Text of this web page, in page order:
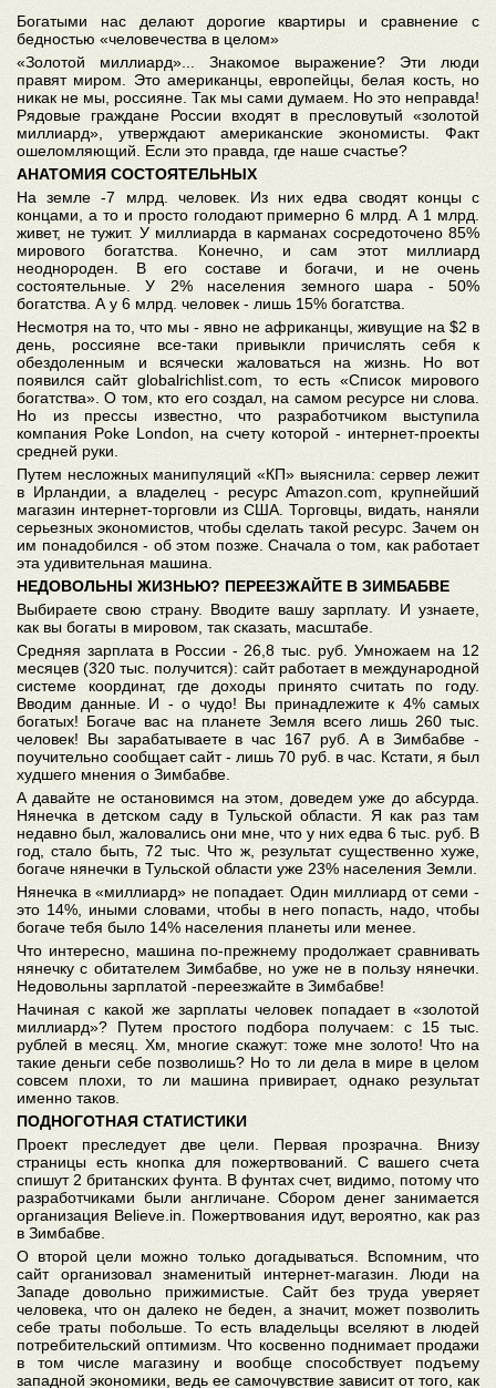
Богатыми нас делают дорогие квартиры и сравнение с
бедностью «человечества в целом»
«Золотой миллиард»... Знакомое выражение? Эти люди
правят миром. Это американцы, европейцы, белая кость, но
никак не мы, россияне. Так мы сами думаем. Но это неправда!
Рядовые граждане России входят в пресловутый «золотой
миллиард», утверждают американские экономисты. Факт
ошеломляющий. Если это правда, где наше счастье?
АНАТОМИЯ СОСТОЯТЕЛЬНЫХ
На земле -7 млрд. человек. Из них едва сводят концы с
концами, а то и просто голодают примерно 6 млрд. А 1 млрд.
живет, не тужит. У миллиарда в карманах сосредоточено 85%
мирового богатства. Конечно, и сам этот миллиард
неоднороден. В его составе и богачи, и не очень
состоятельные. У 2% населения земного шара - 50%
богатства. А у 6 млрд. человек - лишь 15% богатства.
Несмотря на то, что мы - явно не африканцы, живущие на $2 в
день, россияне все-таки привыкли причислять себя к
обездоленным и всячески жаловаться на жизнь. Но вот
появился сайт globalrichlist.com, то есть «Список мирового
богатства». О том, кто его создал, на самом ресурсе ни слова.
Но из прессы известно, что разработчиком выступила
компания Poke London, на счету которой - интернет-проекты
средней руки.
Путем несложных манипуляций «КП» выяснила: сервер лежит
в Ирландии, а владелец - ресурс Amazon.com, крупнейший
магазин интернет-торговли из США. Торговцы, видать, наняли
серьезных экономистов, чтобы сделать такой ресурс. Зачем он
им понадобился - об этом позже. Сначала о том, как работает
эта удивительная машина.
НЕДОВОЛЬНЫ ЖИЗНЬЮ? ПЕРЕЕЗЖАЙТЕ В ЗИМБАБВЕ
Выбираете свою страну. Вводите вашу зарплату. И узнаете,
как вы богаты в мировом, так сказать, масштабе.
Средняя зарплата в России - 26,8 тыс. руб. Умножаем на 12
месяцев (320 тыс. получится): сайт работает в международной
системе координат, где доходы принято считать по году.
Вводим данные. И - о чудо! Вы принадлежите к 4% самых
богатых! Богаче вас на планете Земля всего лишь 260 тыс.
человек! Вы зарабатываете в час 167 руб. А в Зимбабве -
поучительно сообщает сайт - лишь 70 руб. в час. Кстати, я был
худшего мнения о Зимбабве.
А давайте не остановимся на этом, доведем уже до абсурда.
Нянечка в детском саду в Тульской области. Я как раз там
недавно был, жаловались они мне, что у них едва 6 тыс. руб. В
год, стало быть, 72 тыс. Что ж, результат существенно хуже,
богаче нянечки в Тульской области уже 23% населения Земли.
Нянечка в «миллиард» не попадает. Один миллиард от семи -
это 14%, иными словами, чтобы в него попасть, надо, чтобы
богаче тебя было 14% населения планеты или менее.
Что интересно, машина по-прежнему продолжает сравнивать
нянечку с обитателем Зимбабве, но уже не в пользу нянечки.
Недовольны зарплатой -переезжайте в Зимбабве!
Начиная с какой же зарплаты человек попадает в «золотой
миллиард»? Путем простого подбора получаем: с 15 тыс.
рублей в месяц. Хм, многие скажут: тоже мне золото! Что на
такие деньги себе позволишь? Но то ли дела в мире в целом
совсем плохи, то ли машина привирает, однако результат
именно таков.
ПОДНОГОТНАЯ СТАТИСТИКИ
Проект преследует две цели. Первая прозрачна. Внизу
страницы есть кнопка для пожертвований. С вашего счета
спишут 2 британских фунта. В фунтах счет, видимо, потому что
разработчиками были англичане. Сбором денег занимается
организация Believe.in. Пожертвования идут, вероятно, как раз
в Зимбабве.
О второй цели можно только догадываться. Вспомним, что
сайт организовал знаменитый интернет-магазин. Люди на
Западе довольно прижимистые. Сайт без труда уверяет
человека, что он далеко не беден, а значит, может позволить
себе траты побольше. То есть владельцы вселяют в людей
потребительский оптимизм. Что косвенно поднимает продажи
в том числе магазину и вообще способствует подъему
западной экономики, ведь ее самочувствие зависит от того, как